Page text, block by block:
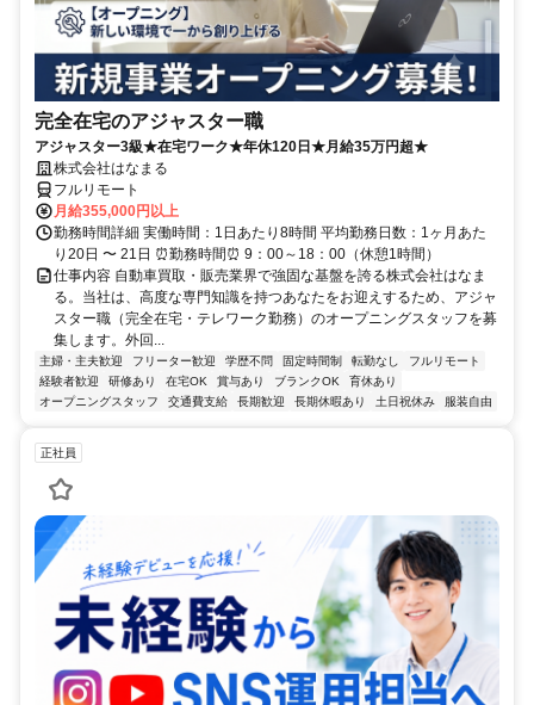
完全在宅のアジャスター職
アジャスター3級★在宅ワーク★年休120日★月給35万円超★
株式会社はなまる
フルリモート
月給355,000円以上
勤務時間詳細 実働時間：1日あたり8時間 平均勤務日数：1ヶ月あた
り20日 〜 21日 ⏰勤務時間⏰ 9：00～18：00（休憩1時間）
仕事内容 自動車買取・販売業界で強固な基盤を誇る株式会社はなま
る。当社は、高度な専門知識を持つあなたをお迎えするため、アジャ
スター職（完全在宅・テレワーク勤務）のオープニングスタッフを募
集します。外回...
主婦・主夫歓迎 フリーター歓迎 学歴不問 固定時間制 転勤なし
フルリモート
経験者歓迎
研修あり 在宅OK 賞与あり ブランクOK
育休あり
オープニングスタッフ
交通費支給 長期歓迎 長期休暇あり 土日祝休み 服装自由
正社員